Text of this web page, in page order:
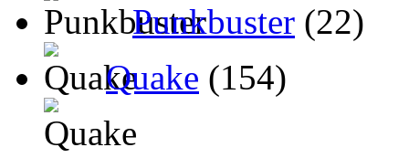
Punkbuster (22)
Quake (154)